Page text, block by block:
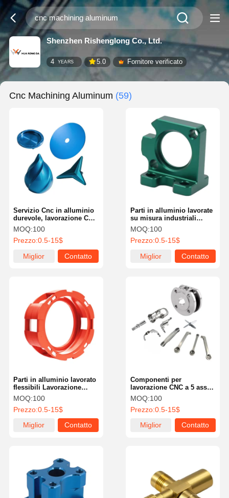
Shenzhen Rishenglong Co., Ltd.
4 YEARS 5.0 Fornitore verificato
Cnc Machining Aluminum (59)
Servizio Cnc in alluminio
durevole, lavorazione Cnc
in alluminio OEM con
trattamento superficiale
del metallo multistadio
MOQ:100
Prezzo:0.5-15$
Miglior
Contatto
Parti in alluminio lavorate
su misura industriali
prototipo intelligente
lavorazione CNC
6061/6063
MOQ:100
Prezzo:0.5-15$
Miglior
Contatto
Parti in alluminio lavorato
flessibili Lavorazione
personalizzata di parti
metalliche per il settore
automobilistico
MOQ:100
Prezzo:0.5-15$
Miglior
Contatto
Componenti per
lavorazione CNC a 5 assi
certificati ISO Eco con
trattamenti superficiali
avanzati
MOQ:100
Prezzo:0.5-15$
Miglior
Contatto